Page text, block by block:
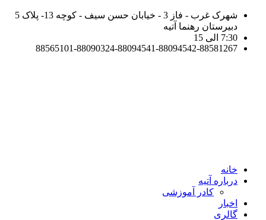
شهرک غرب - فاز 3 - خیابان حسن سیف - کوچه 13- پلاک 5
دبیرستان رهنما آتیه
7:30 الی 15
88565101-88090324-88094541-88094542-88581267
خانه
درباره آتیه
کادر آموزشی
اخبار
گالری